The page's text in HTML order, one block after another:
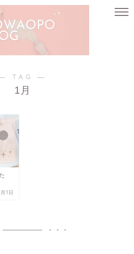
TAG ―
1月
1日